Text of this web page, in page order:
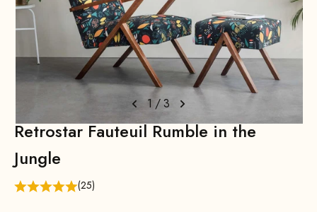
1 /3
Retrostar Fauteuil Rumble in the
Jungle
(25)